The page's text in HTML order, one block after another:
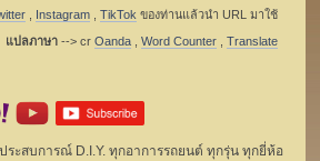
, Instagram, TikTok ของท่านแล้วนำ URL มาใช้
แปลภาษา--> cr Oanda, Word Counter, Translate
ะสบการณ์ D.I.Y. ทุกอาการรถยนต์ ทุกรุ่น ทุกยี่ห้อ